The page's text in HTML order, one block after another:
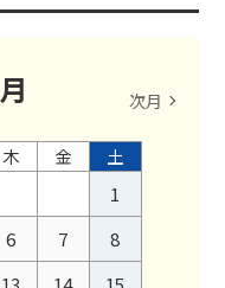
月 次月
木 金
土
1
6 7
8